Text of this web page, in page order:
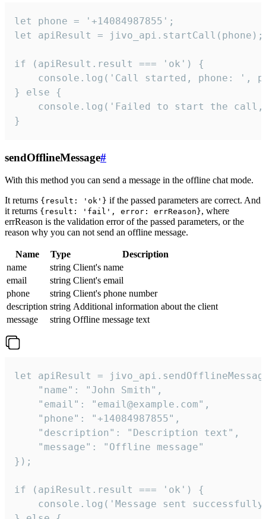
let phone = '+14084987855';
let apiResult = jivo_api.startCall(phone);
if (apiResult.result === 'ok') {
console.log('Call started, phone: ',
} else {
console.log('Failed to start the
}
sendOfflineMessage#
With this method you can send a message in the offline chat mode.
It returns {result: 'ok'} if the passed parameters are correct. And
it returns {result: 'fail', error: errReason}, where
errReason is the validation error of the passed parameters, or the
reason why you can not send an offline message.
Name Type
Description
name
string Client's name
email
string Client's email
phone
string Client's phone number
description string Additional information about the client
message
string Offline message text
let apiResult =
    "name": "John Smith",
    "email": "email@example.com",
    "phone": "+14084987855",
    "description": "Description text",
    "message": "Offline message"
});
if (apiResult.result === 'ok') {
console.log('Message sent